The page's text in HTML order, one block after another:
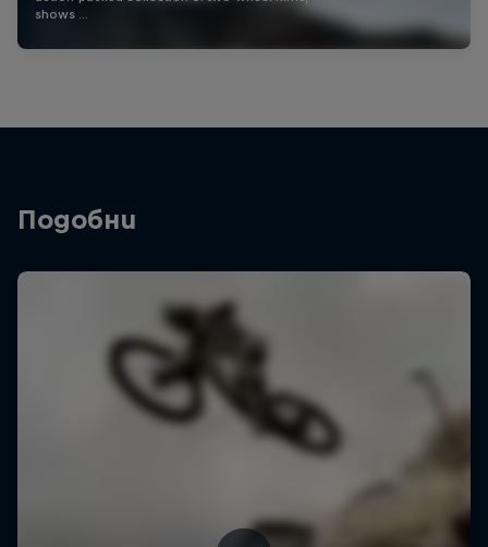
shows …
Подобни